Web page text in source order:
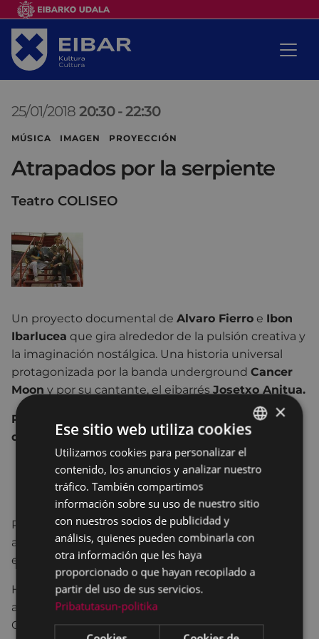
25/01/2018 20:30 -22:30
MÚSICA IMAGEN PROYECCIÓN
Atrapados por la serpiente
Teatro COLISEO
Un proyecto documental de Alvaro Fierro e Ibon
Ibarlucea que gira alrededor de la pulsión creativa y
la imaginación nostálgica. Una historia universal
protagonizada por la banda underground Cancer
Moon y por su cantante, el eibarrés Josetxo Anitua.
Pase del documental (65’) con presencia de los
directores (+60’)
Rara vez los pioneros tienen suerte. Rara vez nos
arriesgamos por perseguir una vida fuera de lo
establecido.
Han pasado más de 20 años desde su última
actuación en directo en la sala Gwendoline de
Getxo, y aun siendo una banda con una mínima
BASQUE
SPANISH
×
Ese sitio web utiliza cookies
Utilizamos cookies para personalizar el
contenido, los anuncios y analizar nuestro
tráfico. También compartimos
información sobre su uso de nuestro sitio
con nuestros socios de publicidad y
análisis, quienes pueden combinarla con
otra información que les haya
proporcionado o que hayan recopilado a
partir del uso de sus servicios.
Pribatutasun-politika